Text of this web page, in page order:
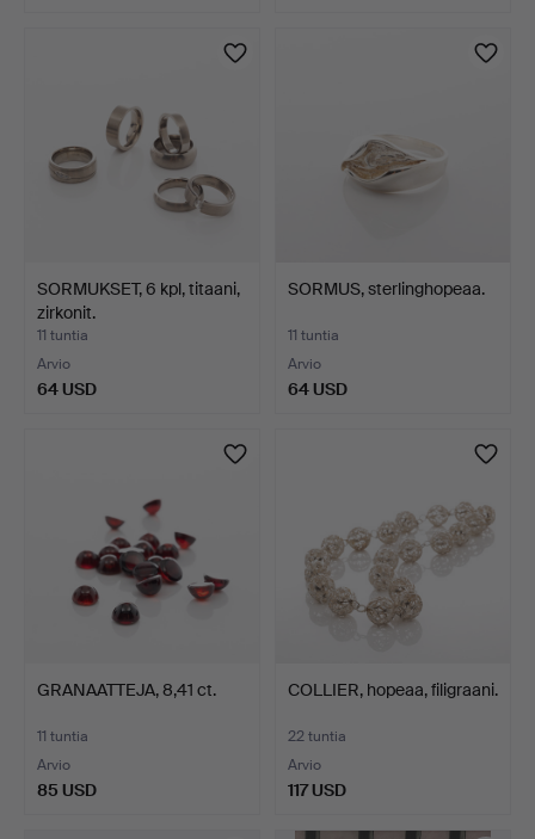
SORMUKSET, 6 kpl, titaani,
zirkonit.
11 tuntia
Arvio
64 USD
SORMUS, sterlinghopeaa.
11 tuntia
Arvio
64 USD
GRANAATTEJA, 8,41 ct.
11 tuntia
Arvio
85 USD
COLLIER, hopeaa, filigraani.
22 tuntia
Arvio
117 USD